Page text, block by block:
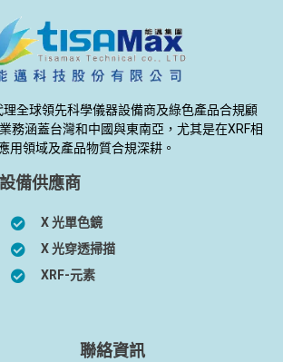
全球領先科學儀器設備商及綠色產品合規顧
務涵蓋台灣和中國與東南亞，尤其是在XRF相
用領域及產品物質合規深耕。
備供應商
X 光單色鏡
X 光穿透掃描
XRF-元素
聯絡資訊